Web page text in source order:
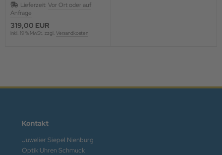
Lieferzeit: Vor Ort oder auf
Anfrage
319,00 EUR
inkl. 19 % MwSt. zzgl. Versandkosten
Kontakt
Juwelier Siepel Nienburg
Optik Uhren Schmuck